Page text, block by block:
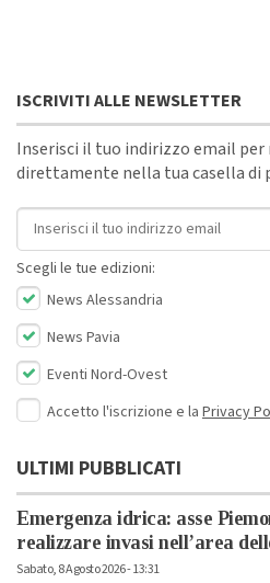
ISCRIVITI ALLE NEWSLETTER
Inserisci il tuo indirizzo email per
direttamente nella tua casella di
Indirizzo email
Scegli le tue edizioni:
News Alessandria
News Pavia
Eventi Nord-Ovest
Accetto l'iscrizione e la Privacy
ULTIMI PUBBLICATI
Emergenza idrica: asse
realizzare invasi nell’area
Sabato, 8 Agosto 2026 - 13:31